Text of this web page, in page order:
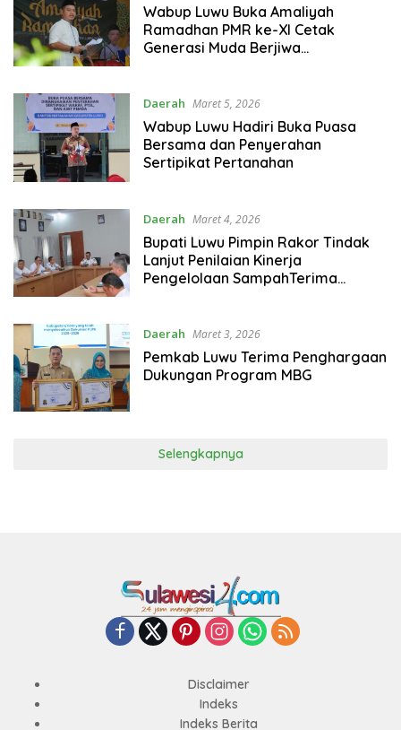
Wabup Luwu Buka Amaliyah
Ramadhan PMR ke-XI Cetak
Generasi Muda Berjiwa
Daerah Maret 5, 2026
Wabup Luwu Hadiri Buka Puasa
Bersama dan Penyerahan
Sertipikat Pertanahan
Daerah Maret 4, 2026
Bupati Luwu Pimpin Rakor Tindak
Lanjut Penilaian Kinerja
Pengelolaan SampahTerima
Daerah Maret 3, 2026
Pemkab Luwu Terima Penghargaan
Dukungan Program MBG
Selengkapnya
Disclaimer
Indeks
Indeks Berita